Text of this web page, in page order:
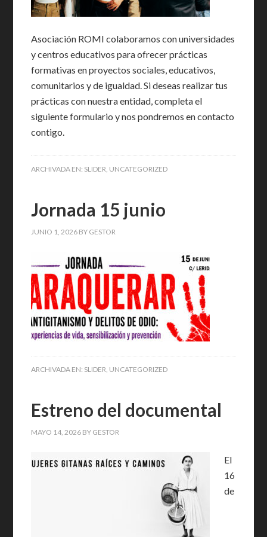
Asociación ROMI colaboramos con universidades
y centros educativos para ofrecer prácticas
formativas en proyectos sociales, educativos,
comunitarios y de igualdad. Si deseas realizar tus
prácticas con nuestra entidad, completa el
siguiente formulario y nos pondremos en contacto
contigo.
ARCHIVADA EN: SLIDER, UNCATEGORIZED
Jornada 15 junio
JUNIO 1, 2026 BY GESTOR
ARCHIVADA EN: SLIDER, UNCATEGORIZED
Estreno del documental
MAYO 14, 2026 BY GESTOR
El
16
de